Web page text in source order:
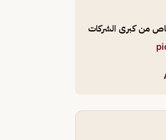
من كبرى الشركات